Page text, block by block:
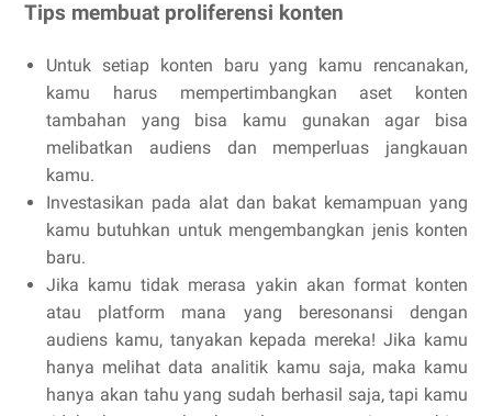
Tips membuat proliferensi konten
Untuk setiap konten baru yang kamu rencanakan,
kamu harus mempertimbangkan aset konten
tambahan yang bisa kamu gunakan agar bisa
melibatkan audiens dan memperluas jangkauan
kamu.
Investasikan pada alat dan bakat kemampuan yang
kamu butuhkan untuk mengembangkan jenis konten
baru.
Jika kamu tidak merasa yakin akan format konten
atau platform mana yang beresonansi dengan
audiens kamu, tanyakan kepada mereka! Jika kamu
hanya melihat data analitik kamu saja, maka kamu
hanya akan tahu yang sudah berhasil saja, tapi kamu